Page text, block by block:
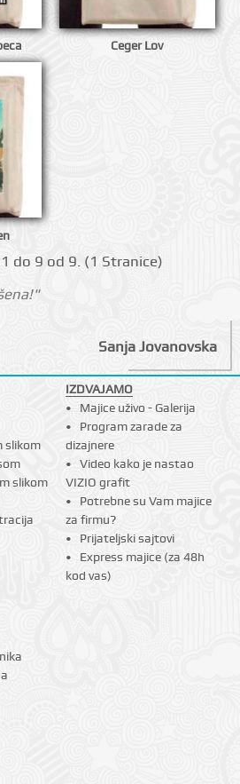
Ceger Lov
do 9 оd 9. (1 Strаnicе)
Sanja Jovanovska
slikom
slikom
IZDVAJAMO
Majice uživo - Galerija
Program zarade za
dizajnere
Video kako je nastao
VIZIO grafit
Potrebne su Vam majice
za firmu?
Prijateljski sajtovi
Express majice (za 48h
kod vas)